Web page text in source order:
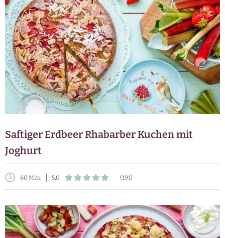
Saftiger Erdbeer Rhabarber Kuchen mit
Joghurt
60 Min. 5,0 (191)